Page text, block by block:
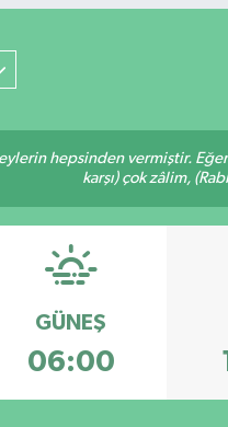
hepsinden vermiştir.
karşı) çok zâlim,
GÜNEŞ
06:00